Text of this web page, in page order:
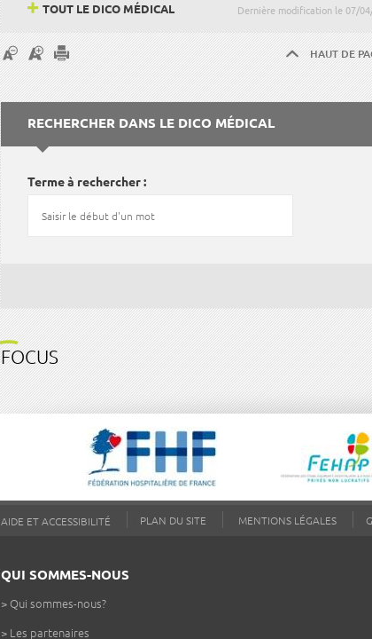
Dernière modification le 07/
TOUT LE DICO MÉDICAL
HAUT DE
RECHERCHER DANS LE DICO MÉDICAL
Terme à rechercher
FOCUS
AIDE ET ACCESSIBILITÉ PLAN DU SITE MENTIONS LÉGALES
QUI SOMMES-NOUS
> Qui sommes-nous?
> Les partenaires